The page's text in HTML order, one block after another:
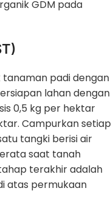
GDM pada
padi dengan
lahan dengan
0,5 kg per hektar
Campurkan setiap
tangki berisi air
saat tanah
terakhir adalah
atas permukaan